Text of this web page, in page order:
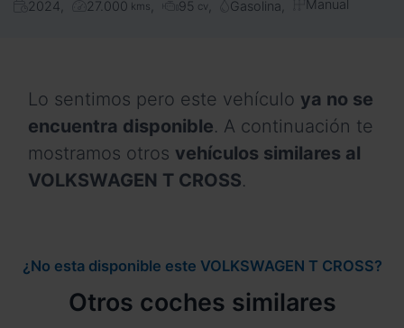
2024 27.000 kms 95 cv Gasolina Manual
Lo sentimos pero este vehículo ya no se
encuentra disponible. A continuación te
mostramos otros vehículos similares al
VOLKSWAGEN T CROSS.
¿No esta disponible este VOLKSWAGEN T CROSS?
Otros coches similares